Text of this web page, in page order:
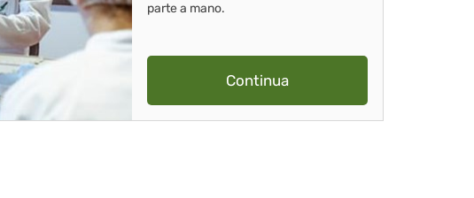
parte a mano.
Continua